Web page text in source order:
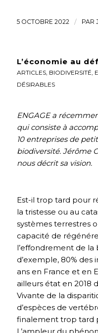
5 OCTOBRE 2022 / PAR
L’économie au
ARTICLES, BIODIVERSITÉ,
DÉSIRABLES
ENGAGE a
qui consiste à
10 entreprises de
biodiversité. Jérôme
nous décrit sa vision.
Est-il trop tard pour
la tristesse ou au
systèmes terrestres
capacité de
l’effondrement de la
d’exemple, 80% des
ans en France et en
ailleurs état en 2018
Vivante de la
d’espèces de
finalement trop tard
L’ampleur du